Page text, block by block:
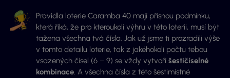
Pravidla loterie Caramba 40 mají přísnou podmínku,
která říká, že pro kteroukoli výhru v této loterii, musí být
tažena všechna tvá čísla. Jak už jsme ti prozradili výše
v tomto detailu loterie, tak z jakéhokoli počtu tebou
vsazených čísel (6 – 9) se vždy vytvoří šestičíselné
kombinace. A všechna čísla z této šestimístné